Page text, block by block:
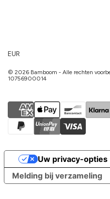
EUR
© 2026 Bamboom - Alle rechten
10756900014
Melding bij verzameling
Uw privacy-opties